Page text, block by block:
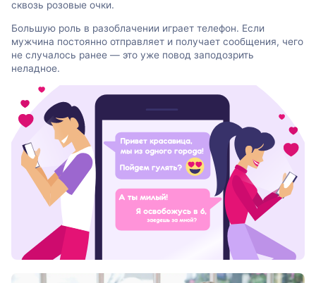
сквозь розовые очки.
Большую роль в разоблачении играет телефон. Если
мужчина постоянно отправляет и получает сообщения, чего
не случалось ранее — это уже повод заподозрить
неладное.